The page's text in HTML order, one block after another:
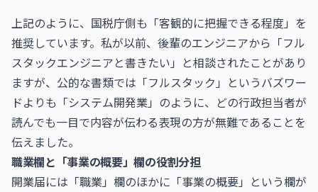
上記のように、国税庁側も「客観的に把握できる程度」を
推奨しています。私が以前、後輩のエンジニアから「フル
スタックエンジニアと書きたい」と相談されたことがあり
ますが、公的な書類では「フルスタック」というバズワー
ドよりも「システム開発業」のように、どの行政担当者が
読んでも一目で内容が伝わる表現の方が無難であることを
伝えました。
職業欄と「事業の概要」欄の役割分担
開業届には「職業」欄のほかに「事業の概要」という欄が